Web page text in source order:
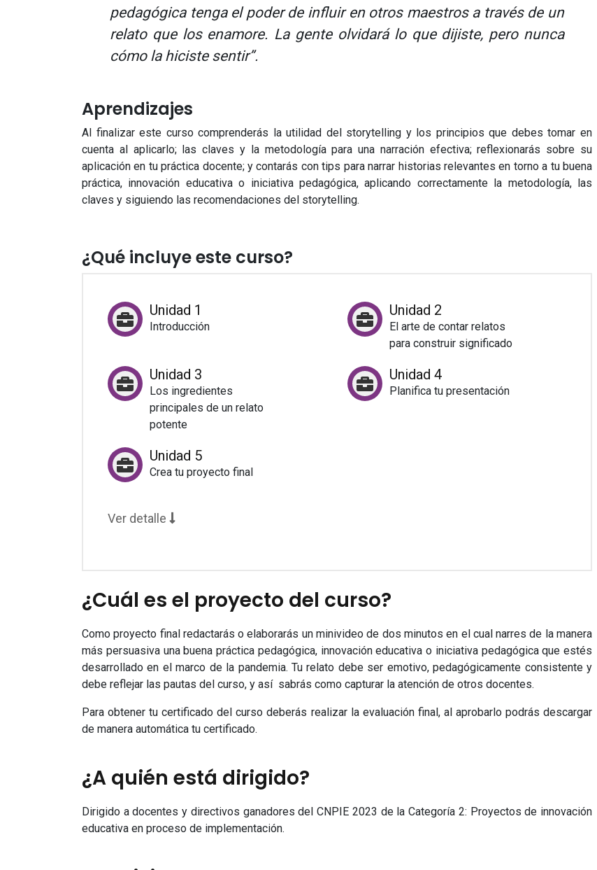
pedagógica tenga el poder de influir en otros maestros a través de un
relato que los enamore. La gente olvidará lo que dijiste, pero nunca
cómo la hiciste sentir”.
Aprendizajes
Al finalizar este curso comprenderás la utilidad del storytelling y los principios que debes tomar en
cuenta al aplicarlo; las claves y la metodología para una narración efectiva; reflexionarás sobre su
aplicación en tu práctica docente; y contarás con tips para narrar historias relevantes en torno a tu buena
práctica, innovación educativa o iniciativa pedagógica, aplicando correctamente la metodología, las
claves y siguiendo las recomendaciones del storytelling.
¿Qué incluye este curso?
Unidad 1
Introducción
Unidad 2
El arte de contar relatos
para construir significado
Unidad 3
Los ingredientes
principales de un relato
potente
Unidad 4
Planifica tu presentación
Unidad 5
Crea tu proyecto final
Ver detalle
¿Cuál es el proyecto del curso?
Como proyecto final redactarás o elaborarás un minivideo de dos minutos en el cual narres de la manera
más persuasiva una buena práctica pedagógica, innovación educativa o iniciativa pedagógica que estés
desarrollado en el marco de la pandemia. Tu relato debe ser emotivo, pedagógicamente consistente y
debe reflejar las pautas del curso, y así sabrás como capturar la atención de otros docentes.
Para obtener tu certificado del curso deberás realizar la evaluación final, al aprobarlo podrás descargar
de manera automática tu certificado.
¿A quién está dirigido?
Dirigido a docentes y directivos ganadores del CNPIE 2023 de la Categoría 2: Proyectos de innovación
educativa en proceso de implementación.